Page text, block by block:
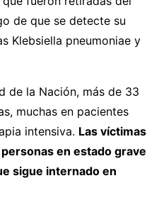
de que se detecte su
Klebsiella pneumoniae y
de la Nación, más de 33
muchas en pacientes
intensiva. Las víctimas
en estado grave
sigue internado en